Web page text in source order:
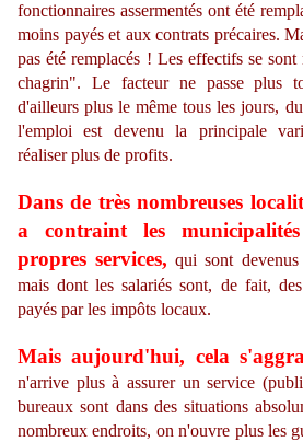
fonctionnaires assermentés ont été
moins payés et aux contrats précaires.
pas été remplacés ! Les effectifs se
chagrin". Le facteur ne passe plus
d'ailleurs plus le même tous les jours,
l'emploi est devenu la principale
réaliser plus de profits.
Dans de très nombreuses
a contraint les
propres services, qui sont
mais dont les salariés sont, de fait,
payés par les impôts locaux.
Mais aujourd'hui, cela
n'arrive plus à assurer un service
bureaux sont dans des situations
nombreux endroits, on n'ouvre plus les